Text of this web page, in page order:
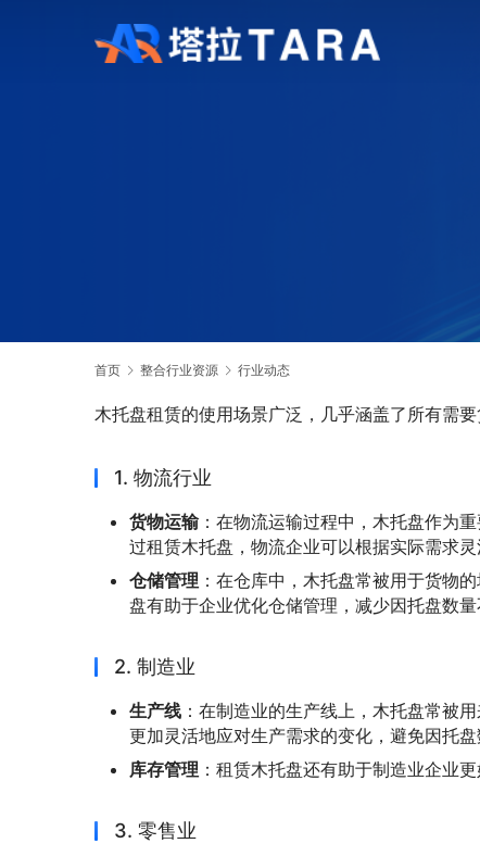
首页 整合行业资源 行业动态
木托盘租赁的使用场景广泛，几乎涵盖了所有需
1. 物流行业
货物运输：在物流运输过程中，木托盘作为
过租赁木托盘，物流企业可以根据实际需求
仓储管理 ：在仓库中，木托盘常被用于货物
盘有助于企业优化仓储管理，减少因托盘数量
2. 制造业
生产线 ：在制造业的生产线上，木托盘常被
更加灵活地应对生产需求的变化，避免因托
库存管理 ：租赁木托盘还有助于制造业企业
3. 零售业